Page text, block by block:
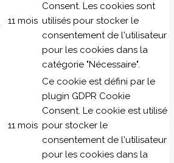
11 mois
Consent. Les cookies sont
utilisés pour stocker le
consentement de l'utilisateur
pour les cookies dans la
catégorie "Nécessaire".
11 mois
Ce cookie est défini par le
plugin GDPR Cookie
Consent. Le cookie est utilisé
pour stocker le
consentement de l'utilisateur
pour les cookies dans la